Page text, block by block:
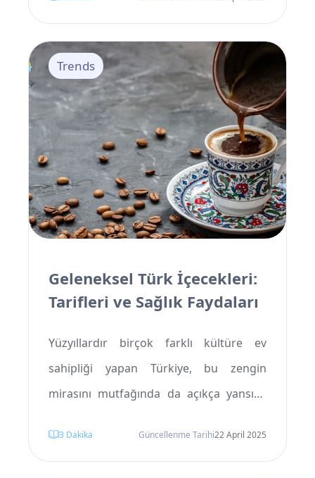
özelliklerinin ötesinde kahve, zamanla
nedenle, dünya çapında sayısız kahve
festivali düzenlenmektedir. Türkiye’de ise
kahvenin, özellikle Türk kahvesinin
kültürel miras içerisindeki özel önemi
göz önünde bulundurularak, her yıl
farklı şehirlerde çeşitli kahve festivalleri
organize edilmektedir.
Geleneksel Türk İçecekleri:
Tarifleri ve Sağlık Faydaları
Yüzyıllardır birçok farklı kültüre ev
sahipliği yapan Türkiye, bu zengin
mirasını mutfağında da açıkça yansıtır.
içecekler yemeklerle birlikte sıkça
Trends
3 Dakika Güncellenme Tarihi22 April 2025